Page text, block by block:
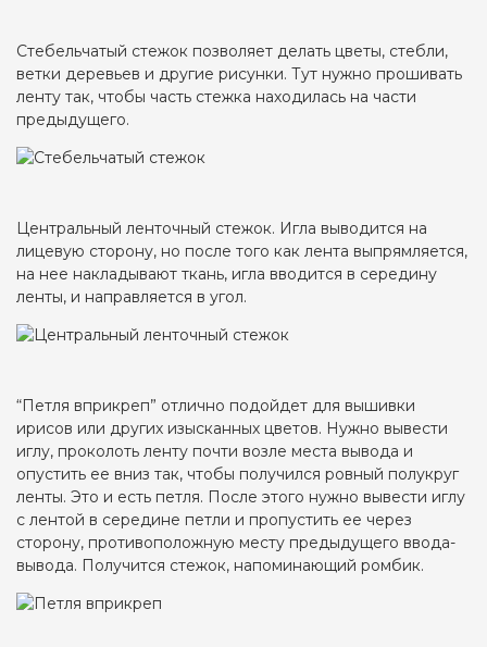
Стебельчатый стежок позволяет делать цветы, стебли,
ветки деревьев и другие рисунки. Тут нужно прошивать
ленту так, чтобы часть стежка находилась на части
предыдущего.
Центральный ленточный стежок. Игла выводится на
лицевую сторону, но после того как лента выпрямляется,
на нее накладывают ткань, игла вводится в середину
ленты, и направляется в угол.
“Петля вприкреп” отлично подойдет для вышивки
ирисов или других изысканных цветов. Нужно вывести
иглу, проколоть ленту почти возле места вывода и
опустить ее вниз так, чтобы получился ровный полукруг
ленты. Это и есть петля. После этого нужно вывести иглу
с лентой в середине петли и пропустить ее через
сторону, противоположную месту предыдущего ввода-
вывода. Получится стежок, напоминающий ромбик.